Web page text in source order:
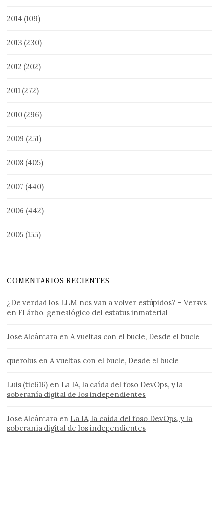
2014 (109)
2013 (230)
2012 (202)
2011 (272)
2010 (296)
2009 (251)
2008 (405)
2007 (440)
2006 (442)
2005 (155)
COMENTARIOS RECIENTES
¿De verdad los LLM nos van a volver estúpidos? – Versvs
en El árbol genealógico del estatus inmaterial
Jose Alcántara enA vueltas con el bucle, Desde el bucle
querolus enA vueltas con el bucle, Desde el bucle
Luis (tic616) en La IA, la caída del foso DevOps, y la
soberanía digital de los independientes
Jose Alcántara en La IA, la caída del foso DevOps, y la
soberanía digital de los independientes